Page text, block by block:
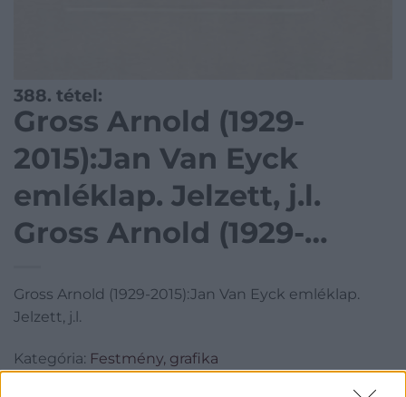
388. tétel:
Gross Arnold (1929-
2015):Jan Van Eyck
emléklap. Jelzett, j.l.
Gross Arnold (1929-
emléklap. Jelzett, j.l.
Gross Arnold (1929-2015):Jan Van Eyck emléklap.
Jelzett, j.l.
Kategória: Festmény, grafika